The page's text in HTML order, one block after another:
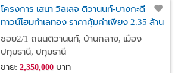
โครงการ เสนา วิลเลจ ติวานนท์-บางกะดี
ทาวน์โฮมทำเลทอง ราคาคุ้มค่าเพียง 2.35 ล้าน
บาท
ซอย2/1 ถนนติวานนท์, บ้านกลาง, เมือง
ปทุมธานี, ปทุมธานี
ขาย: 2,350,000บาท